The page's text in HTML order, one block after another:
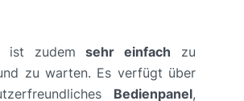
ist zudemsehr einfach zu
zu warten. Es verfügt über
Bedienpanel,